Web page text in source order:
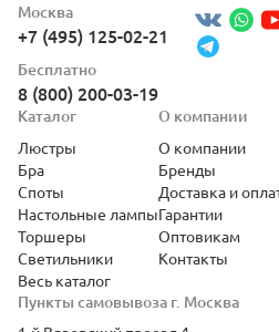
Москва
+7 (495) 125-02-21
Бесплатно
8 (800) 200-03-19
Пункты самовывоза г. Москва
Каталог
Люстры
Бра
Споты
Настольные лампы
Торшеры
Светильники
Весь каталог
О компании
О компании
Бренды
Доставка и
Гарантии
Оптовикам
Контакты